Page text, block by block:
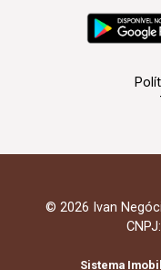
© 2026 Ivan
Sistema